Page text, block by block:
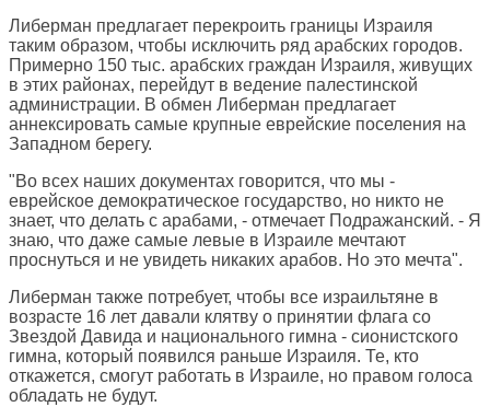
Либерман предлагает перекроить границы Израиля
таким образом, чтобы исключить ряд арабских городов.
Примерно 150 тыс. арабских граждан Израиля, живущих
в этих районах, перейдут в ведение палестинской
администрации. В обмен Либерман предлагает
аннексировать самые крупные еврейские поселения на
Западном берегу.
"Во всех наших документах говорится, что мы -
еврейское демократическое государство, но никто не
знает, что делать с арабами, - отмечает Подражанский. - Я
знаю, что даже самые левые в Израиле мечтают
проснуться и не увидеть никаких арабов. Но это мечта".
Либерман также потребует, чтобы все израильтяне в
возрасте 16 лет давали клятву о принятии флага со
Звездой Давида и национального гимна - сионистского
гимна, который появился раньше Израиля. Те, кто
откажется, смогут работать в Израиле, но правом голоса
обладать не будут.